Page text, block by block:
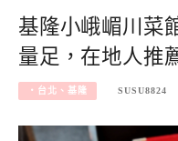
基隆小峨嵋川菜
量足，在地人推
‧台北、基隆 SUSU8824